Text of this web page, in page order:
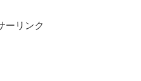
ーリンク